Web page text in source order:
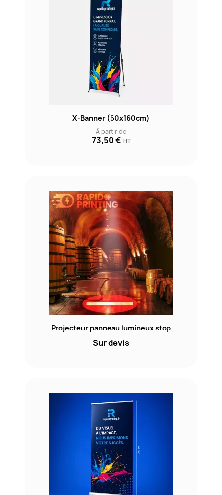
X-Banner (60x160cm)
À partir de
73,50 € HT
Projecteur panneau lumineux stop
Sur devis